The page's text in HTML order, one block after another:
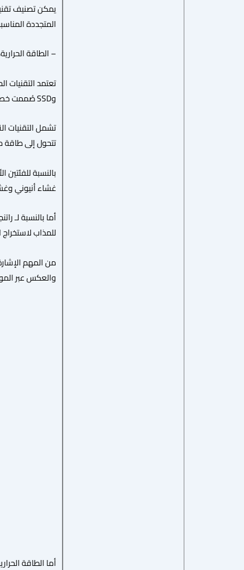
المتجددة المناسبة لدعم عملية التحلية.[19]
– الطاقة
وSSD صُممت خصيصًا للاستفادة المباشرة من الإشعاع الشمسي.
تتحول إلى طاقة
غشاء أنيوني
للمذاب
من المهم
والعكس عبر